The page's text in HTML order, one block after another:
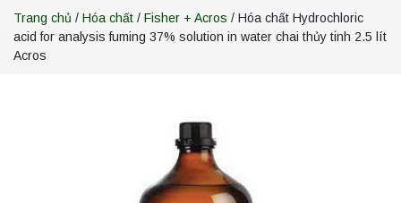
Trang chủ / Hóa chất / Fisher + Acros / Hóa chất Hydrochloric
acid for analysis fuming 37% solution in water chai thủy tinh 2.5 lít
Acros